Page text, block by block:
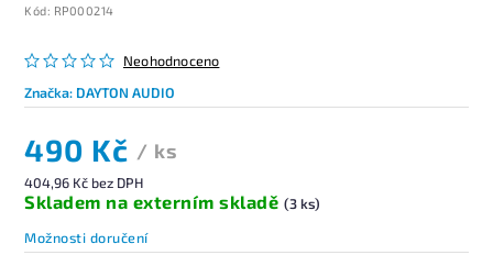
Kód: RP000214
Neohodnoceno
Značka: DAYTON AUDIO
490 Kč / ks
404,96 Kč bez DPH
Skladem na externím skladě (3 ks)
Možnosti doručení